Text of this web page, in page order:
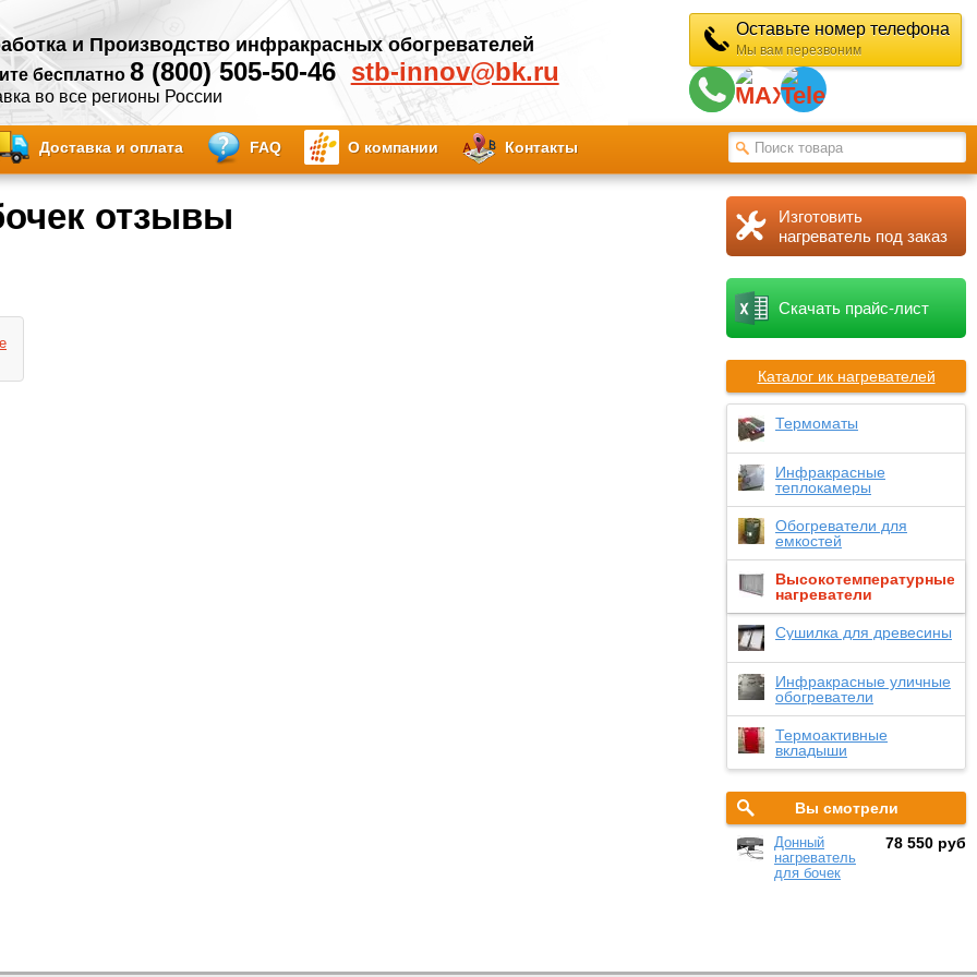
и Производство инфракрасных обогревателей
бесплатно 8 (800) 505-50-46 stb-innov@bk.ru
во все регионы России
Оставьте номер телефона
Мы вам перезвоним
Доставка и оплата FAQ О компании Контакты
Изготовить
нагреватель под заказ
Скачать прайс-лист
Каталог ик нагревателей
Термоматы
Инфракрасные
теплокамеры
Обогреватели для
емкостей
Высокотемпературные
нагреватели
Сушилка для древесины
Инфракрасные уличные
обогреватели
Термоактивные
вкладыши
Вы смотрели
Донный
нагреватель
для бочек
78 550 руб
отзывы